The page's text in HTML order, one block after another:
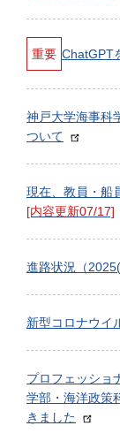
重要 ChatGPT
神戸大学海事
ついて
現在、教員・船
[内容更新07/17]
進路状況（
新型コロナウイ
プロフェッショ
学部・海洋政策
きました